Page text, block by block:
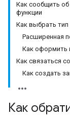
Как сообщить
функции
Как выбрать
Расширенная
Как оформить
Как связаться
Как создать
Как